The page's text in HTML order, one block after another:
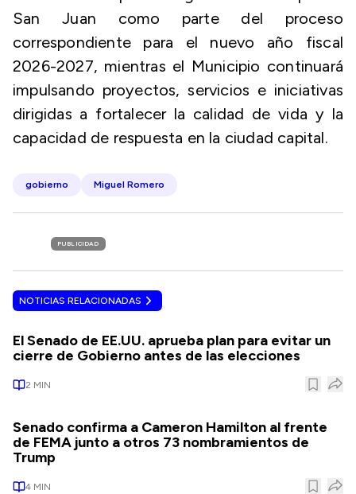
San Juan como parte del proceso
correspondiente para el nuevo año fiscal
2026-2027, mientras el Municipio continuará
impulsando proyectos, servicios e iniciativas
dirigidas a fortalecer la calidad de vida y la
capacidad de respuesta en la ciudad capital.
gobierno Miguel Romero
PUBLICIDAD
NOTICIAS RELACIONADAS
El Senado de EE.UU. aprueba plan para evitar un
cierre de Gobierno antes de las elecciones
2 MIN
Senado confirma a Cameron Hamilton al frente
de FEMA junto a otros 73 nombramientos de
Trump
4 MIN